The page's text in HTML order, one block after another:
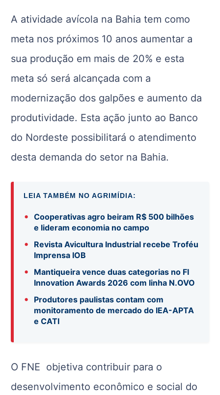
A atividade avícola na Bahia tem como
meta nos próximos 10 anos aumentar a
sua produção em mais de 20% e esta
meta só será alcançada com a
modernização dos galpões e aumento da
produtividade. Esta ação junto ao Banco
do Nordeste possibilitará o atendimento
desta demanda do setor na Bahia.
LEIA TAMBÉM NO AGRIMÍDIA:
•
Cooperativas agro beiram R$ 500 bilhões
e lideram economia no campo
•
Revista Avicultura Industrial recebe Troféu
Imprensa IOB
•
Mantiqueira vence duas categorias no FI
Innovation Awards 2026 com linha N.OVO
•
Produtores paulistas contam com
monitoramento de mercado do IEA-APTA
e CATI
O FNE objetiva contribuir para o
desenvolvimento econômico e social do